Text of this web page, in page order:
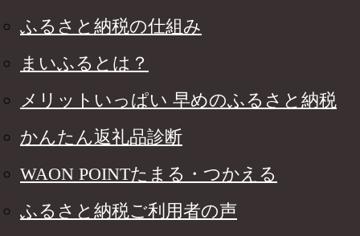
ふるさと納税の仕組み
まいふるとは？
メリットいっぱい 早めのふるさと納税
かんたん返礼品診断
WAON POINTたまる・つかえる
ふるさと納税ご利用者の声